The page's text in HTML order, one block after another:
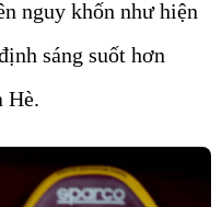
nguy khốn như hiện
sáng suốt hơn
Hè.